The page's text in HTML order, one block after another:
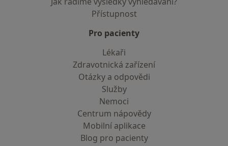
Přístupnost
Pro pacienty
Lékaři
Zdravotnická zařízení
Otázky a odpovědi
Služby
Nemoci
Centrum nápovědy
Mobilní aplikace
Blog pro pacienty